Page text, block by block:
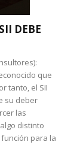
DEBE
que
tanto, el SII
su deber
las
distinto
para la